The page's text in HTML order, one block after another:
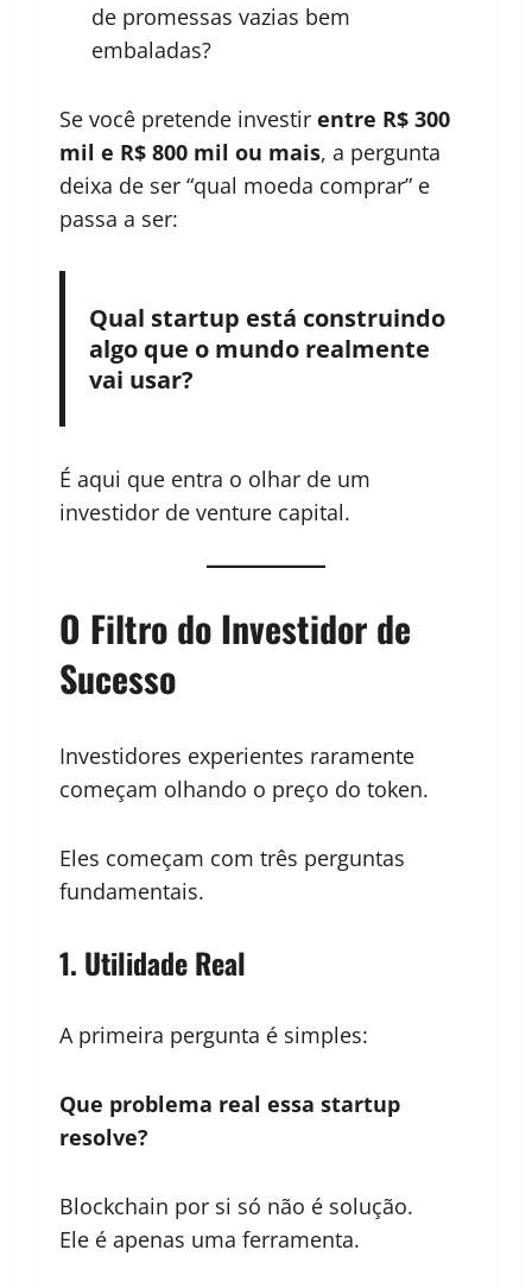
de promessas vazias bem
embaladas?
Se você pretende investir entre R$ 300
mil e R$ 800 mil ou mais, a pergunta
deixa de ser “qual moeda comprar” e
passa a ser:
Qual startup está construindo
algo que o mundo realmente
vai usar?
É aqui que entra o olhar de um
investidor de venture capital.
O Filtro do Investidor de
Sucesso
Investidores experientes raramente
começam olhando o preço do token.
Eles começam com três perguntas
fundamentais.
1. Utilidade Real
A primeira pergunta é simples:
Que problema real essa startup
resolve?
Blockchain por si só não é solução.
Ele é apenas uma ferramenta.